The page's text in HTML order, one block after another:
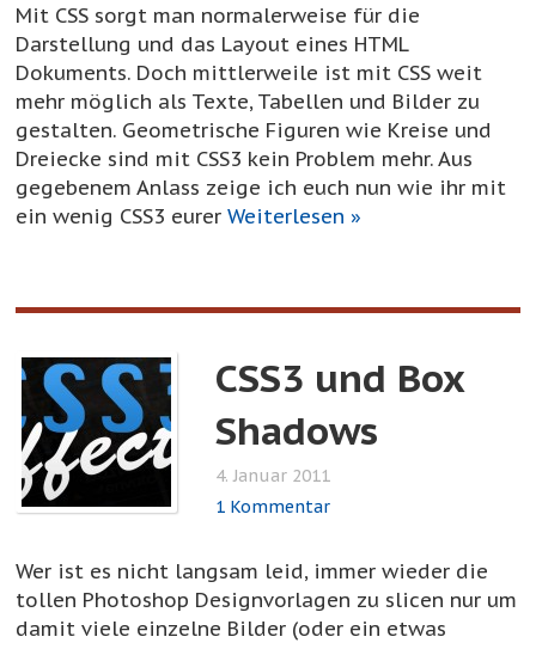
Mit CSS sorgt man normalerweise für die
Darstellung und das Layout eines HTML
Dokuments. Doch mittlerweile ist mit CSS weit
mehr möglich als Texte, Tabellen und Bilder zu
gestalten. Geometrische Figuren wie Kreise und
Dreiecke sind mit CSS3 kein Problem mehr. Aus
gegebenem Anlass zeige ich euch nun wie ihr mit
ein wenig CSS3 eurerWeiterlesen »
CSS3 und Box
Shadows
4. Januar 2011
1 Kommentar
Wer ist es nicht langsam leid, immer wieder die
tollen Photoshop Designvorlagen zu slicen nur um
damit viele einzelne Bilder (oder ein etwas